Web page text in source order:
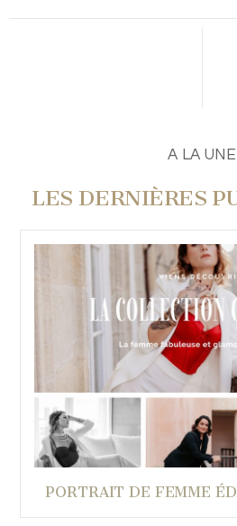
A LA UNE
LES DERNIÈRES
PORTRAIT DE FEMME